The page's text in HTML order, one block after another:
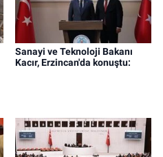
Sanayi ve Teknoloji Bakanı
Kacır, Erzincan'da konuştu: